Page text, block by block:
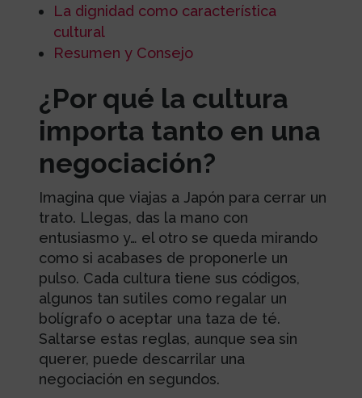
La dignidad como característica
cultural
Resumen y Consejo
¿Por qué la cultura
importa tanto en una
negociación?
Imagina que viajas a Japón para cerrar un
trato. Llegas, das la mano con
entusiasmo y… el otro se queda mirando
como si acabases de proponerle un
pulso. Cada cultura tiene sus códigos,
algunos tan sutiles como regalar un
bolígrafo o aceptar una taza de té.
Saltarse estas reglas, aunque sea sin
querer, puede descarrilar una
negociación en segundos.